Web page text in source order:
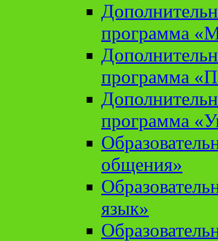
программа
программа
программа
общения»
язык»